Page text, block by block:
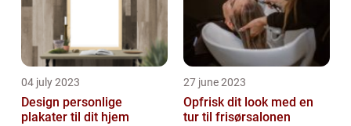
04 july 2023
Design personlige
plakater til dit hjem
27 june 2023
Opfrisk dit look med en
tur til frisørsalonen